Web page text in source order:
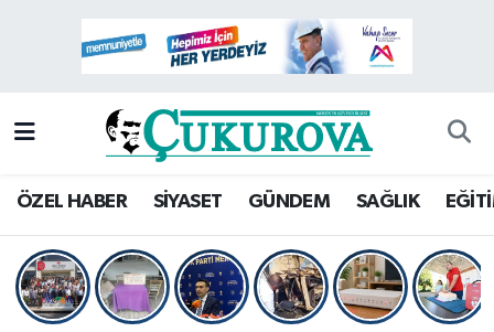
ÖZEL HABER SİYASET GÜNDEM SAĞLIK
Mersin Hava Durumu
Mersin Namaz Vakitleri
Mersin Trafik Yoğunluk Haritası
Süper Lig Puan Durumu ve Fikstür